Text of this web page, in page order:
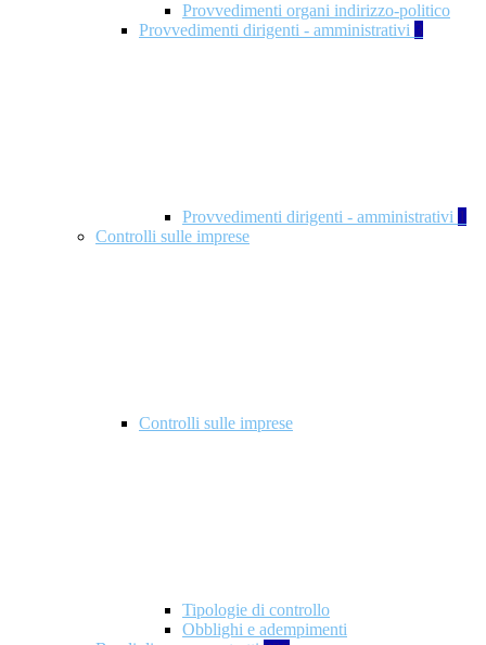
Provvedimenti organi indirizzo-politico
Provvedimenti dirigenti - amministrativi 3
Provvedimenti dirigenti - amministrativi 1
Controlli sulle imprese
Controlli sulle imprese
Tipologie di controllo
Obblighi e adempimenti